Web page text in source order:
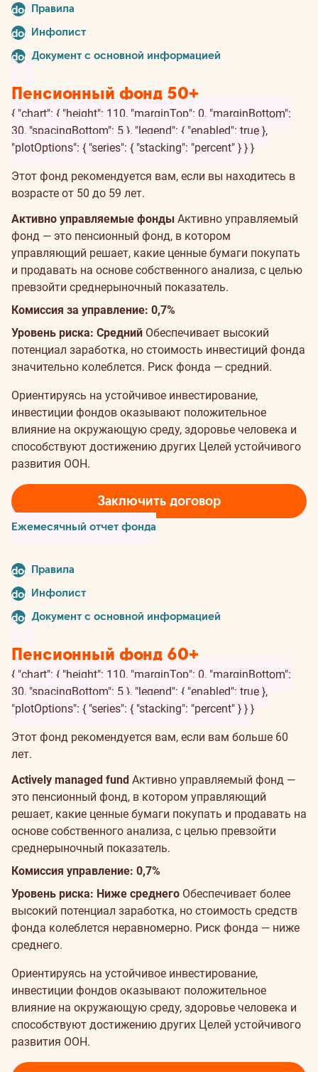
document
Правила
document
Инфолист
document
Документ с основной информацией
Пенсионный фонд 50+
{ "chart": { "height": 110, "marginTop": 0, "marginBottom":
30, "spacingBottom": 5 }, "legend": { "enabled": true },
"plotOptions": { "series": { "stacking": "percent" } } }
Этот фонд рекомендуется вам, если вы находитесь в
возрасте от 50 до 59 лет.
Активно управляемые фонды Активно управляемый
фонд — это пенсионный фонд, в котором
управляющий решает, какие ценные бумаги покупать
и продавать на основе собственного анализа, с целью
превзойти среднерыночный показатель.
Комиссия за управление: 0,7%
Уровень риска: Средний Обеспечивает высокий
потенциал заработка, но стоимость инвестиций фонда
значительно колеблется. Риск фонда — средний.
Ориентируясь на устойчивое инвестирование,
инвестиции фондов оказывают положительное
влияние на окружающую среду, здоровье человека и
способствуют достижению других Целей устойчивого
развития ООН.
Заключить договор
Ежемесячный отчет фонда
document
Правила
document
Инфолист
document
Документ с основной информацией
Пенсионный фонд 60+
{ "chart": { "height": 110, "marginTop": 0, "marginBottom":
30, "spacingBottom": 5 }, "legend": { "enabled": true },
"plotOptions": { "series": { "stacking": "percent" } } }
Этот фонд рекомендуется вам, если вам больше 60
лет.
Actively managed fund Активно управляемый фонд —
это пенсионный фонд, в котором управляющий
решает, какие ценные бумаги покупать и продавать на
основе собственного анализа, с целью превзойти
среднерыночный показатель.
Комиссия управление: 0,7%
Уровень риска: Ниже среднего Обеспечивает более
высокий потенциал заработка, но стоимость средств
фонда колеблется неравномерно. Риск фонда — ниже
среднего.
Ориентируясь на устойчивое инвестирование,
инвестиции фондов оказывают положительное
влияние на окружающую среду, здоровье человека и
способствуют достижению других Целей устойчивого
развития ООН.